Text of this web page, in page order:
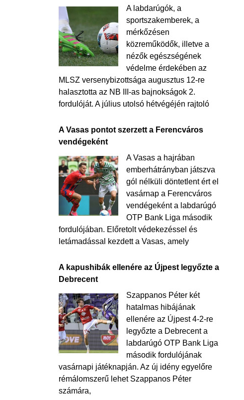
A labdarúgók, a
sportszakemberek, a
mérkőzésen
közreműködők, illetve a
nézők egészségének
védelme érdekében az
MLSZ versenybizottsága augusztus 12-re
halasztotta az NB III-as bajnokságok 2.
fordulóját. A július utolsó hétvégéjén rajtoló
A Vasas pontot szerzett a Ferencváros
vendégeként
A Vasas a hajrában
emberhátrányban játszva
gól nélküli döntetlent ért el
vasárnap a Ferencváros
vendégeként a labdarúgó
OTP Bank Liga második
fordulójában. Előretolt védekezéssel és
letámadással kezdett a Vasas, amely
A kapushibák ellenére az Újpest legyőzte a
Debrecent
Szappanos Péter két
hatalmas hibájának
ellenére az Újpest 4-2-re
legyőzte a Debrecent a
labdarúgó OTP Bank Liga
második fordulójának
vasárnapi játéknapján. Az új idény egyelőre
rémálomszerű lehet Szappanos Péter
számára,